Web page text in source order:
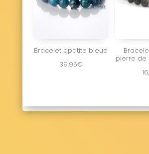
Bracelet apatite bleue
39,95€
pierre de